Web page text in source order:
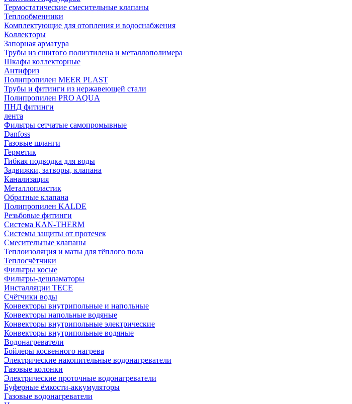
Термостатические смесительные клапаны
Теплообменники
Комплектующие для отопления и водоснабжения
Коллекторы
Запорная арматура
Трубы из сшитого полиэтилена и металлополимера
Шкафы коллекторные
Антифриз
Полипропилен MEER PLAST
Трубы и фитинги из нержавеющей стали
Полипропилен PRO AQUA
ПНД фитинги
лента
Фильтры сетчатые самопромывные
Danfoss
Газовые шланги
Герметик
Гибкая подводка для воды
Задвижки, затворы, клапана
Канализация
Металлопластик
Обратные клапана
Полипропилен KALDE
Резьбовые фитинги
Система KAN-THERM
Системы защиты от протечек
Смесительные клапаны
Теплоизоляция и маты для тёплого пола
Теплосчётчики
Фильтры косые
Фильтры-дешламаторы
Инсталляции TECE
Счётчики воды
Конвекторы внутрипольные и напольные
Конвекторы напольные водяные
Конвекторы внутрипольные электрические
Конвекторы внутрипольные водяные
Водонагреватели
Бойлеры косвенного нагрева
Электрические накопительные водонагреватели
Газовые колонки
Электрические проточные водонагреватели
Буферные ёмкости-аккумуляторы
Газовые водонагреватели